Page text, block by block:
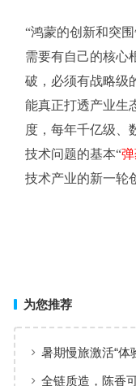
“鸿蒙的创新和突
需要有自己的核心
破，必须有战略级
能真正打透产业生
度，每年千亿级、
技术问题的基本“
技术产业的新一轮
为您推荐
暑期慢旅激活“体
行添彩
全链质造，陈香